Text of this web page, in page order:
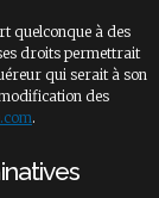
quelconque à des
droits permettrait
qui serait à son
des
.